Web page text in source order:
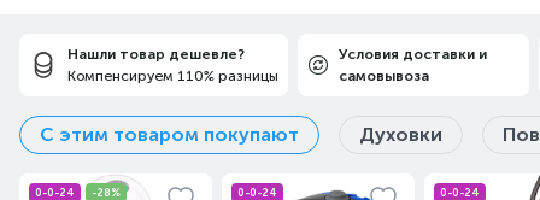
Нашли товар дешевле?
Компенсируем 110% разницы
Условия доставки и
самовывоза
С этим товаром покупают Духовки
0-0-24 -28% 0-0-24 0-0-24